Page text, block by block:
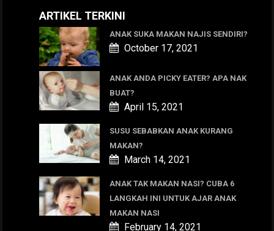
ARTIKEL TERKINI
ANAK SUKA MAKAN NAJIS SENDIRI?
October 17, 2021
ANAK ANDA PICKY EATER? APA NAK
BUAT?
April 15, 2021
SUSU SEBABKAN ANAK KURANG
MAKAN?
March 14, 2021
ANAK TAK MAKAN NASI? CUBA 6
LANGKAH INI UNTUK AJAR ANAK
MAKAN NASI
February 14, 2021